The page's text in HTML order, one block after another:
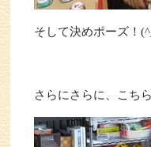
そして決めポーズ！
さらにさらに、こち